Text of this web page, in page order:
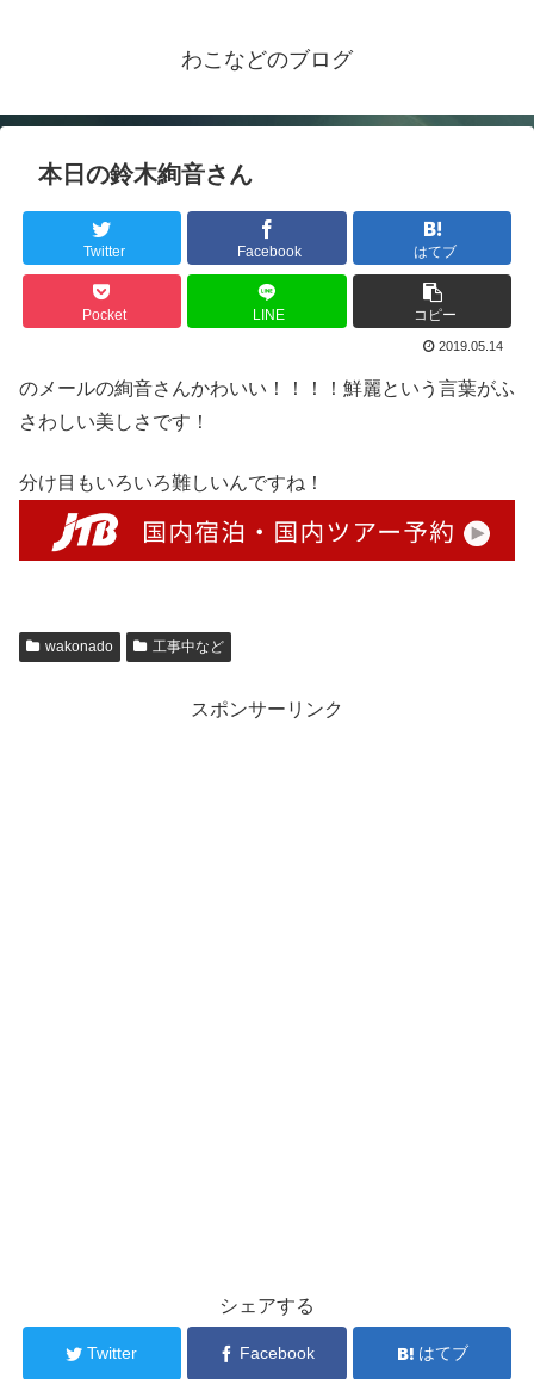
わこなどのブログ
本日の鈴木絢音さん
Twitter Facebook はてブ
Pocket LINE コピー
2019.05.14
のメールの絢音さんかわいい！！！！鮮麗という言葉がふ
さわしい美しさです！
分け目もいろいろ難しいんですね！
wakonado 工事中など
スポンサーリンク
シェアする
Twitter Facebook はてブ